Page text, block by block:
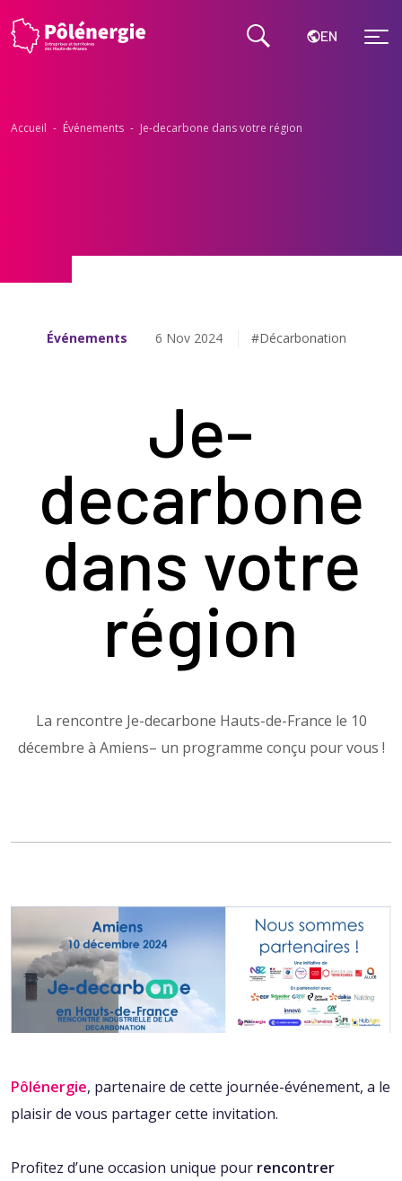
EN
Accueil - Événements - Je-decarbone dans votre région
Événements 6 Nov 2024 #Décarbonation
Je-
decarbone
dans votre
région
La rencontre Je-decarbone Hauts-de-France le 10
décembre à Amiens– un programme conçu pour vous !
Pôlénergie, partenaire de cette journée-événement, a le
plaisir de vous partager cette invitation.
Profitez d’une occasion unique pour rencontrer